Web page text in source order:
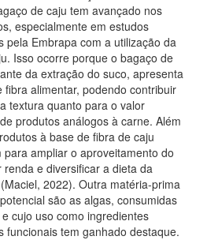
de caju tem avançado nos
especialmente em estudos
pela Embrapa com a utilização da
Isso ocorre porque o bagaço de
da extração do suco, apresenta
fibra alimentar, podendo contribuir
textura quanto para o valor
produtos análogos à carne. Além
à base de fibra de caju
para ampliar o aproveitamento do
renda e diversificar a dieta da
2022). Outra matéria-prima
são as algas, consumidas
cujo uso como ingredientes
funcionais tem ganhado destaque.